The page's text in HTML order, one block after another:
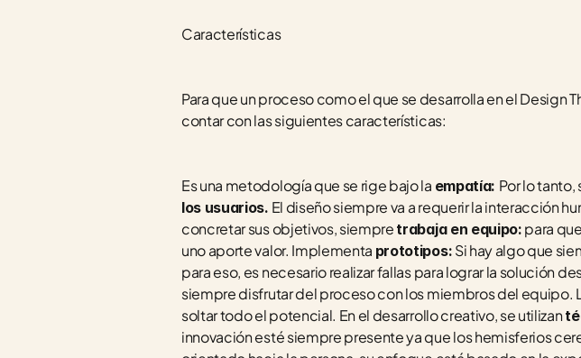
Características
Para que un proceso como el que se desarrolla en el
contar con las siguientes características:
Es una metodología que se rige bajo la empatía: Por lo
los usuarios. El diseño siempre va a requerir la interacción
concretar sus objetivos, siempre trabaja en equipo: para
uno aporte valor. Implementa prototipos: Si hay algo que
para eso, es necesario realizar fallas para lograr la solución
siempre disfrutar del proceso con los miembros del equipo.
soltar todo el potencial. En el desarrollo creativo, se utilizan
innovación esté siempre presente ya que los hemisferios